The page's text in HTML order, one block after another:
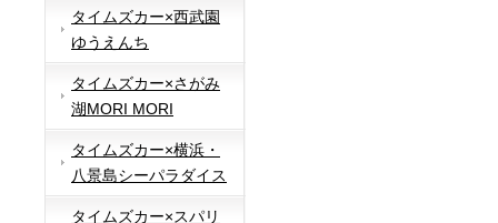
タイムズカー×西武園
ゆうえんち
タイムズカー×さがみ
湖MORI MORI
タイムズカー×横浜・
八景島シーパラダイス
タイムズカー×スパリ